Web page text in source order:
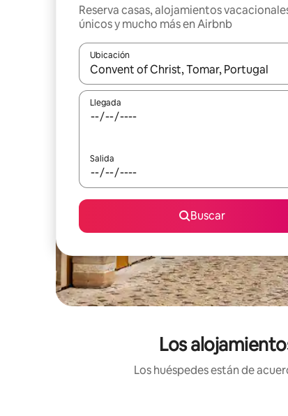
Reserva casas, alojamientos
únicos y mucho más en Airbnb
Ubicación
Cuando los resultados estén disponibles,
Llegada
Salida
Buscar
Los
Los huéspedes están de